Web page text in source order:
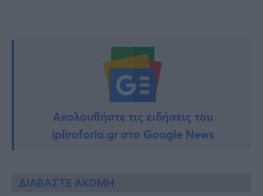
Ακολουθήστε τις ειδήσεις του
ipliroforia.gr στο Google News
ΔΙΑΒΑΣΤΕ ΑΚΟΜΗ